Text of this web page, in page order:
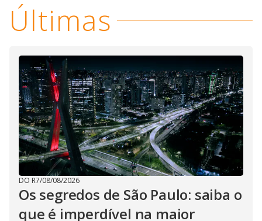
Últimas
DO R7/08/08/2026
Os segredos de São Paulo: saiba o
que é imperdível na maior